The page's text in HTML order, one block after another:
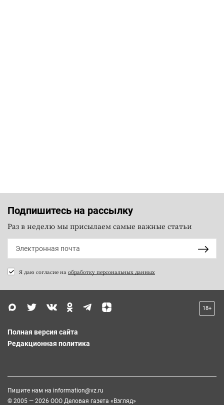
Подпишитесь на рассылку
Раз в неделю мы присылаем самые важные статьи
Я даю согласие на обработку персональных данных
18+
Полная версия сайта
Редакционная политика
Пишите нам на information@vz.ru
© 2005 — 2026 ООО Деловая газета «Взгляд»